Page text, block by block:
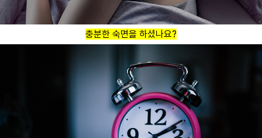
충분한 숙면을 하셨나요?